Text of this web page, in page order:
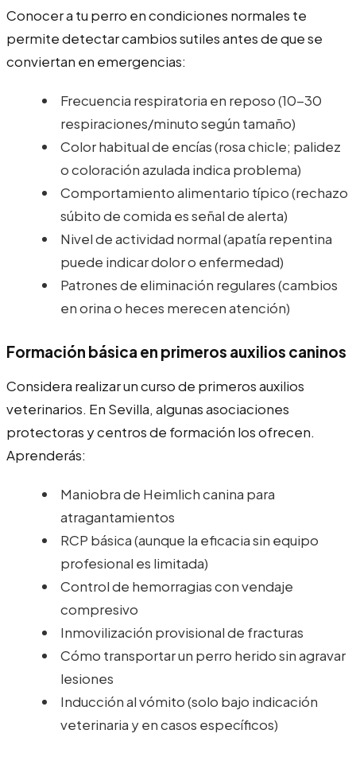
Conocer a tu perro en condiciones normales te
permite detectar cambios sutiles antes de que se
conviertan en emergencias:
Frecuencia respiratoria en reposo (10-30
respiraciones/minuto según tamaño)
Color habitual de encías (rosa chicle; palidez
o coloración azulada indica problema)
Comportamiento alimentario típico (rechazo
súbito de comida es señal de alerta)
Nivel de actividad normal (apatía repentina
puede indicar dolor o enfermedad)
Patrones de eliminación regulares (cambios
en orina o heces merecen atención)
Formación básica en primeros auxilios caninos
Considera realizar un curso de primeros auxilios
veterinarios. En Sevilla, algunas asociaciones
protectoras y centros de formación los ofrecen.
Aprenderás:
Maniobra de Heimlich canina para
atragantamientos
RCP básica (aunque la eficacia sin equipo
profesional es limitada)
Control de hemorragias con vendaje
compresivo
Inmovilización provisional de fracturas
Cómo transportar un perro herido sin agravar
lesiones
Inducción al vómito (solo bajo indicación
veterinaria y en casos específicos)